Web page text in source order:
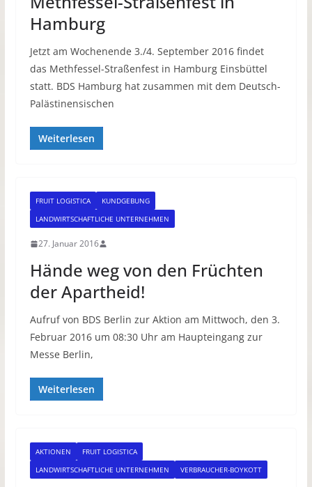
Hamburg
Jetzt am Wochenende 3./4. September 2016 findet
das Methfessel-Straßenfest in Hamburg Einsbüttel
statt. BDS Hamburg hat zusammen mit dem Deutsch-
Palästinensischen
Weiterlesen
FRUIT LOGISTICA
KUNDGEBUNG
LANDWIRTSCHAFTLICHE UNTERNEHMEN
27. Januar 2016
Hände weg von den Früchten
der Apartheid!
Aufruf von BDS Berlin zur Aktion am Mittwoch, den 3.
Februar 2016 um 08:30 Uhr am Haupteingang zur
Messe Berlin,
Weiterlesen
AKTIONEN
FRUIT LOGISTICA
LANDWIRTSCHAFTLICHE UNTERNEHMEN
VERBRAUCHER-BOYKOTT